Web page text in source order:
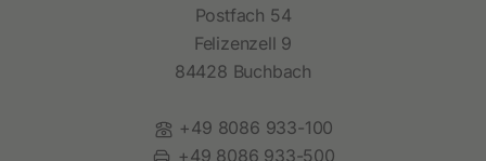
Postfach 54
Felizenzell 9
84428 Buchbach
Telefon:
+49 8086 933-100
Fax:
+49 8086 933-500